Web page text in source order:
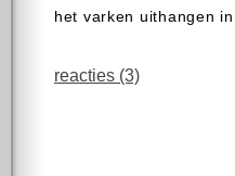
het varken uithangen
reacties (3)